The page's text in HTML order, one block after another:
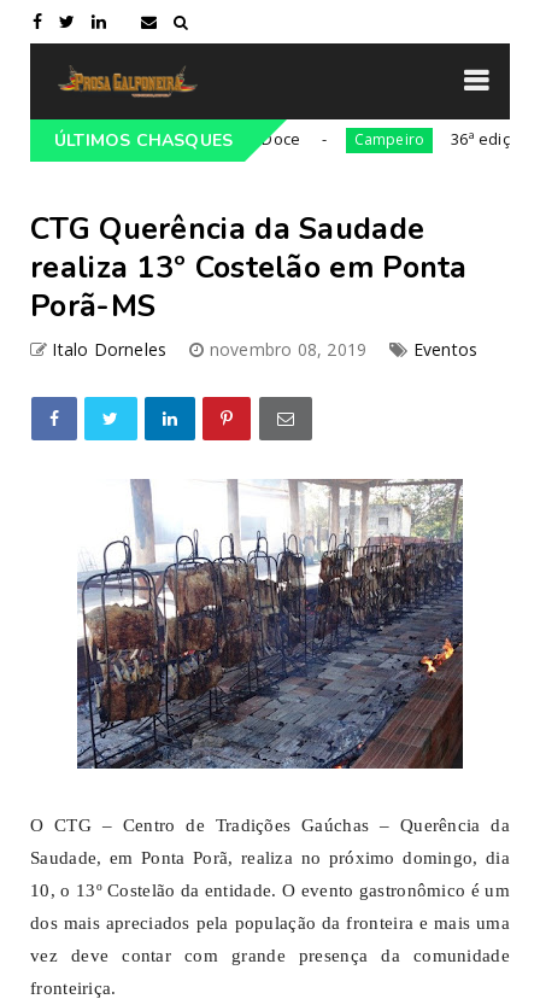
ÚLTIMOS CHASQUES
Cultural da Costa Doce Campeiro 36ª edição da
CTG Querência da Saudade
realiza 13º Costelão em Ponta
Porã-MS
Italo Dorneles novembro 08, 2019 Eventos
O CTG – Centro de Tradições Gaúchas – Querência da
Saudade, em Ponta Porã, realiza no próximo domingo, dia
10, o 13º Costelão da entidade. O evento gastronômico é um
dos mais apreciados pela população da fronteira e mais uma
vez deve contar com grande presença da comunidade
fronteiriça.